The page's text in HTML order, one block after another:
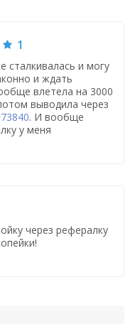
1
сталкивалась и могу
и ждать
влетела на 3000
выводила через
. И вообще
у меня
через рефералку